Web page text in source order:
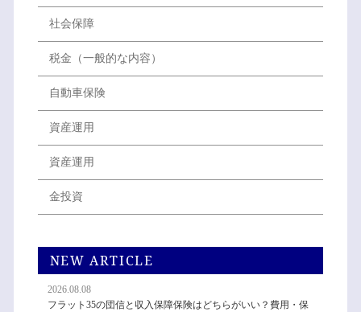
社会保障
税金（一般的な内容）
自動車保険
資産運用
資産運用
金投資
NEW ARTICLE
2026.08.08
フラット35の団信と収入保障保険はどちらがいい？費用・保